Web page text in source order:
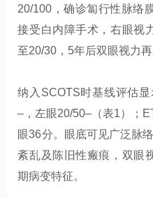
20/100，确诊匐行性脉络
接受白内障手术，右眼视
至20/30，5年后双眼视力再
纳入SCOTS时基线评估
–，左眼20/50–（表1）；
眼36分。眼底可见广泛脉
紊乱及陈旧性瘢痕，双眼
期病变特征。